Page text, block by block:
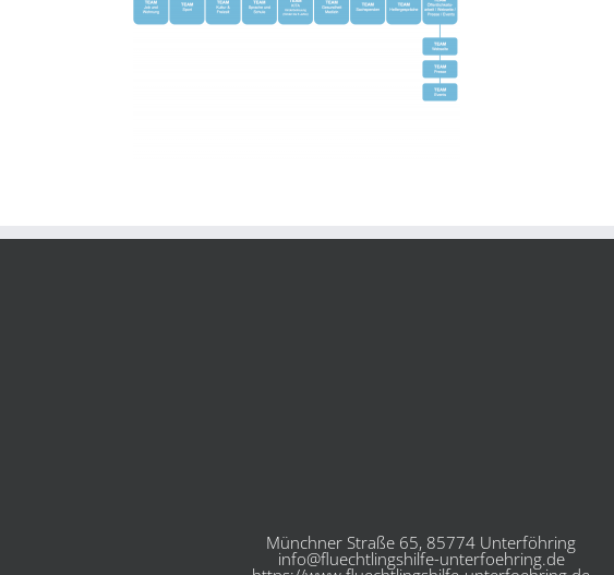
Münchner Straße 65, 85774 Unterföhring
info@fluechtlingshilfe-unterfoehring.de